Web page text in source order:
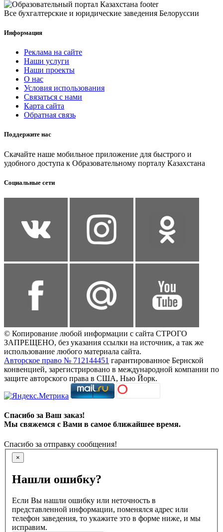
Все бухгалтерские и юридические заведения Белоруссии
Информация
Реклама на сайте
Наши услуги
Наши проекты
О нас
Условия использования
Связаться с нами
Карта сайта
Обратная связь
Поддержите нас
Скачайте наше мобильное приложение для быстрого и
удобного доступа к Образовательному порталу Казахстана
Социальные сети
© Копирование любой информации с сайта СТРОГО
ЗАПРЕЩЕНО, без указания ссылки на источник, а так же
использование любого материала сайта.
Авторское право № 712144451 гарантированное Бернской
конвенцией, зарегистрировано в международной компании по
защите авторского права в США, Нью Йорк.
Спасибо за Ваш заказ!
Мы свяжемся с Вами в самое ближайшее время.
Спасибо за отправку сообщения!
×
Нашли ошибку?
Если Вы нашли ошибку или неточность в
представленной информации, поменялся адрес или
телефон заведения, то укажите это в форме ниже, и мы
исправим.